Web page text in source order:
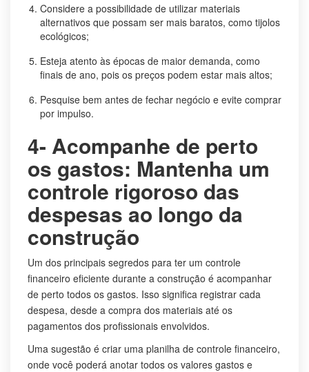
Considere a possibilidade de utilizar materiais
alternativos que possam ser mais baratos, como tijolos
ecológicos;
Esteja atento às épocas de maior demanda, como
finais de ano, pois os preços podem estar mais altos;
Pesquise bem antes de fechar negócio e evite comprar
por impulso.
4- Acompanhe de perto
os gastos: Mantenha um
controle rigoroso das
despesas ao longo da
construção
Um dos principais segredos para ter um controle
financeiro eficiente durante a construção é acompanhar
de perto todos os gastos. Isso significa registrar cada
despesa, desde a compra dos materiais até os
pagamentos dos profissionais envolvidos.
Uma sugestão é criar uma planilha de controle financeiro,
onde você poderá anotar todos os valores gastos e